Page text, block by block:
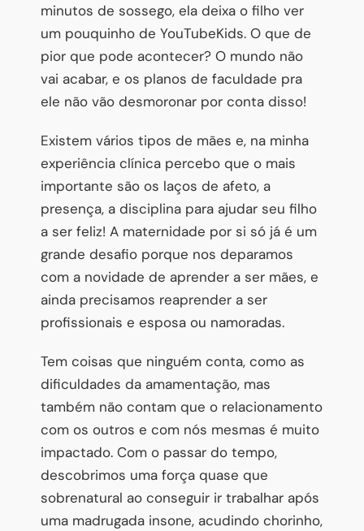
minutos de sossego, ela deixa o filho ver
um pouquinho de YouTubeKids. O que de
pior que pode acontecer? O mundo não
vai acabar, e os planos de faculdade pra
ele não vão desmoronar por conta disso!
Existem vários tipos de mães e, na minha
experiência clínica percebo que o mais
importante são os laços de afeto, a
presença, a disciplina para ajudar seu filho
a ser feliz! A maternidade por si só já é um
grande desafio porque nos deparamos
com a novidade de aprender a ser mães, e
ainda precisamos reaprender a ser
profissionais e esposa ou namoradas.
Tem coisas que ninguém conta, como as
dificuldades da amamentação, mas
também não contam que o relacionamento
com os outros e com nós mesmas é muito
impactado. Com o passar do tempo,
descobrimos uma força quase que
sobrenatural ao conseguir ir trabalhar após
uma madrugada insone, acudindo chorinho,